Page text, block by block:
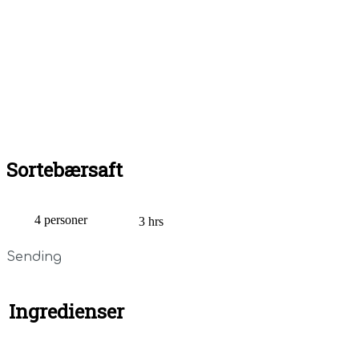
Sortebærsaft
4 personer 3 hrs
Sending
Ingredienser